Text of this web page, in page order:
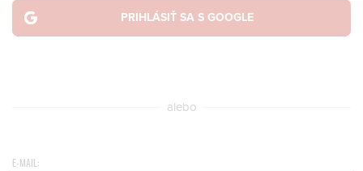
alebo
E-MAIL: